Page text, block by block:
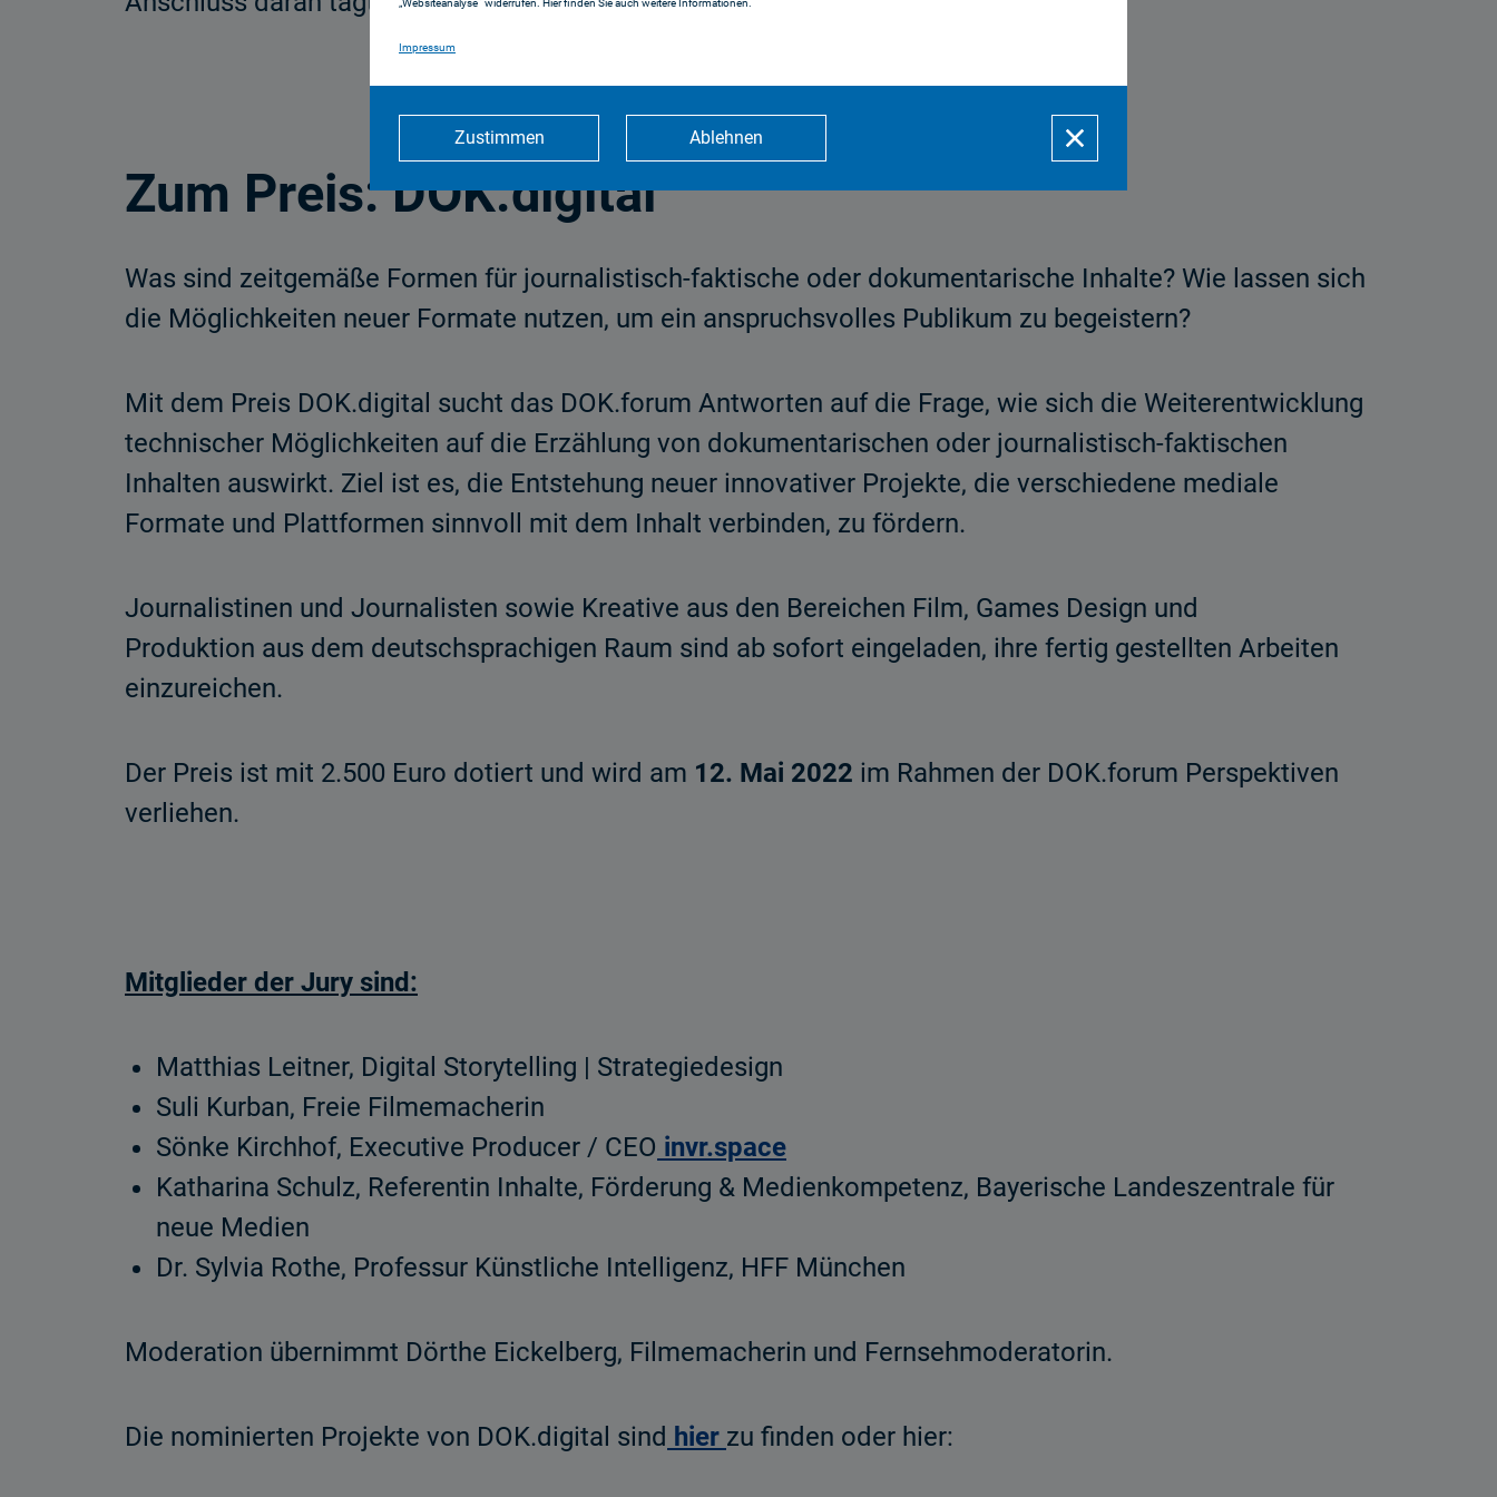
Impressum
Zustimmen Ablehnen
Zum Preis: DOK.digital
Was sind zeitgemäße Formen für journalistisch-faktische oder dokumentarische Inhalte? Wie lassen sich
die Möglichkeiten neuer Formate nutzen, um ein anspruchsvolles Publikum zu begeistern?
Mit dem Preis DOK.digital sucht das DOK.forum Antworten auf die Frage, wie sich die Weiterentwicklung
technischer Möglichkeiten auf die Erzählung von dokumentarischen oder journalistisch-faktischen
Inhalten auswirkt. Ziel ist es, die Entstehung neuer innovativer Projekte, die verschiedene mediale
Formate und Plattformen sinnvoll mit dem Inhalt verbinden, zu fördern.
Journalistinen und Journalisten sowie Kreative aus den Bereichen Film, Games Design und
Produktion aus dem deutschsprachigen Raum sind ab sofort eingeladen, ihre fertig gestellten Arbeiten
einzureichen.
Der Preis ist mit 2.500 Euro dotiert und wird am 12. Mai 2022 im Rahmen der DOK.forum Perspektiven
verliehen.
Mitglieder der Jury sind:
Matthias Leitner, Digital Storytelling | Strategiedesign
Suli Kurban, Freie Filmemacherin
Sönke Kirchhof, Executive Producer / CEO invr.space
Katharina Schulz, Referentin Inhalte, Förderung & Medienkompetenz, Bayerische Landeszentrale für
neue Medien
Dr. Sylvia Rothe, Professur Künstliche Intelligenz, HFF München
Moderation übernimmt Dörthe Eickelberg, Filmemacherin und Fernsehmoderatorin.
Die nominierten Projekte von DOK.digital sind hier zu finden oder hier: